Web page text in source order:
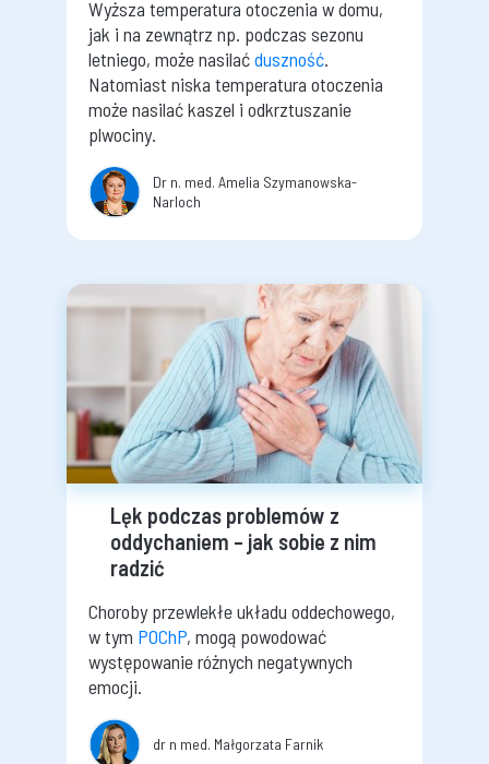
Wyższa temperatura otoczenia w domu,
jak i na zewnątrz np. podczas sezonu
letniego, może nasilaćduszność.
Natomiast niska temperatura otoczenia
może nasilać kaszel i odkrztuszanie
plwociny.
Dr n. med. Amelia Szymanowska-
Narloch
Lęk podczas problemów z
oddychaniem – jak sobie z nim
radzić
Choroby przewlekłe układu oddechowego,
w tym POChP, mogą powodować
występowanie różnych negatywnych
emocji.
dr n med. Małgorzata Farnik